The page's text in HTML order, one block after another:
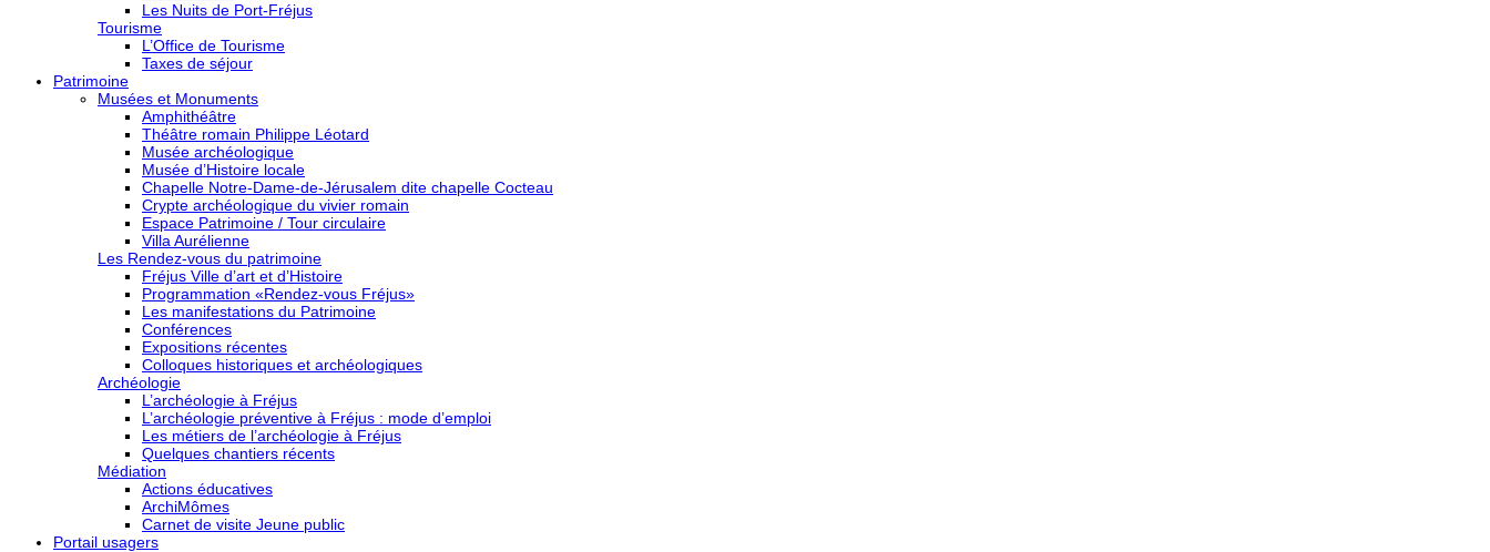
Les Nuits de Port-Fréjus
Tourisme
L’Office de Tourisme
Taxes de séjour
Patrimoine
Musées et Monuments
Amphithéâtre
Théâtre romain Philippe Léotard
Musée archéologique
Musée d’Histoire locale
Chapelle Notre-Dame-de-Jérusalem dite chapelle Cocteau
Crypte archéologique du vivier romain
Espace Patrimoine / Tour circulaire
Villa Aurélienne
Les Rendez-vous du patrimoine
Fréjus Ville d’art et d’Histoire
Programmation «Rendez-vous Fréjus»
Les manifestations du Patrimoine
Conférences
Expositions récentes
Colloques historiques et archéologiques
Archéologie
L’archéologie à Fréjus
L’archéologie préventive à Fréjus : mode d’emploi
Les métiers de l’archéologie à Fréjus
Quelques chantiers récents
Médiation
Actions éducatives
ArchiMômes
Carnet de visite Jeune public
Portail usagers